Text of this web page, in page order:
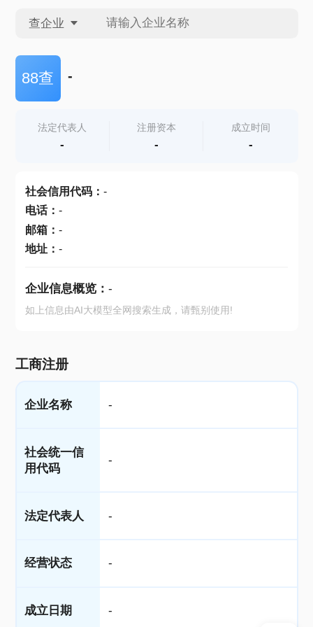
查企业
查企业
查产地
88查 -
法定代表人
-
注册资本
-
成立时间
-
社会信用代码： -
电话： -
邮箱： -
地址： -
企业信息概览： -
如上信息由AI大模型全网搜索生成，请甄别使用!
工商注册
企业名称 -
社会统一信
用代码
-
法定代表人 -
经营状态 -
成立日期 -